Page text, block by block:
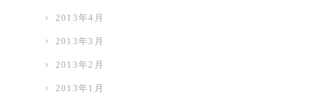
2013年4月
2013年3月
2013年2月
2013年1月